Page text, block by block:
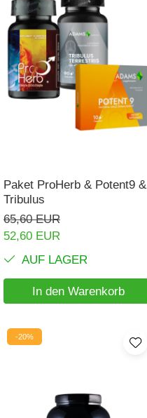
Paket ProHerb & Potent9 &
Tribulus
65,60 EUR
52,60 EUR
AUF LAGER
In den Warenkorb
-20%